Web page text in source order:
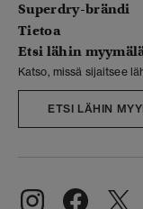
Superdry-brändi
Tietoa
Etsi lähin
Katso, missä sijaitsee
ETSI LÄHIN